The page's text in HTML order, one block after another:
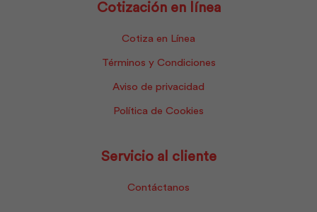
Cotización en línea
Cotiza en Línea
Términos y Condiciones
Aviso de privacidad
Política de Cookies
Servicio al cliente
Contáctanos